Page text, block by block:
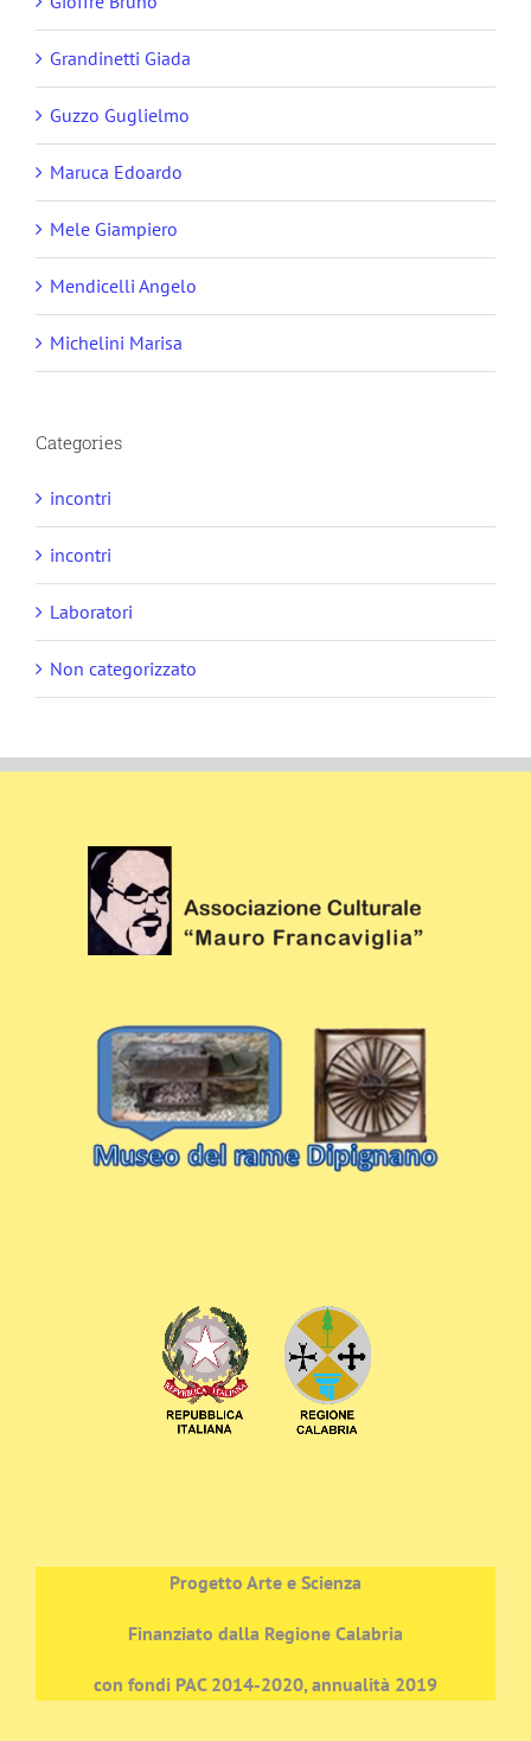
Grandinetti Giada
Guzzo Guglielmo
Maruca Edoardo
Mele Giampiero
Mendicelli Angelo
Michelini Marisa
Categories
incontri
incontri
Laboratori
Non categorizzato
Progetto Arte e Scienza
Finanziato dalla Regione Calabria
con fondi PAC 2014-2020, annualità 2019